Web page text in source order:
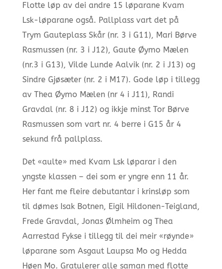
Flotte løp av dei andre 15 løparane Kvam
Lsk-løparane også. Pallplass vart det på
Trym Gauteplass Skår (nr. 3 i G11), Mari Børve
Rasmussen (nr. 3 i J12), Gaute Øymo Mælen
(nr.3 i G13), Vilde Lunde Aalvik (nr. 2 i J13) og
Sindre Gjøsæter (nr. 2 i M17). Gode løp i tillegg
av Thea Øymo Mælen (nr 4 i J11), Randi
Gravdal (nr. 8 i J12) og ikkje minst Tor Børve
Rasmussen som vart nr. 4 berre i G15 år 4
sekund frå pallplass.
Det «aulte» med Kvam Lsk løparar i den
yngste klassen – dei som er yngre enn 11 år.
Her fant me fleire debutantar i krinsløp som
til dømes Isak Botnen, Eigil Hildonen-Teigland,
Frede Gravdal, Jonas Ølmheim og Thea
Aarrestad Fykse i tillegg til dei meir «røynde»
løparane som Asgaut Laupsa Mo og Hedda
Høen Mo. Gratulerer alle saman med flotte